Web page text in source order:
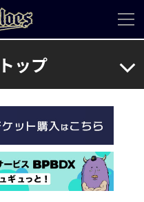
ップ